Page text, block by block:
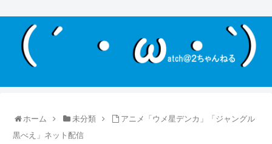
ホーム 未分類
アニメ「ウメ星デンカ」「ジャングル
黒べえ」ネット配信